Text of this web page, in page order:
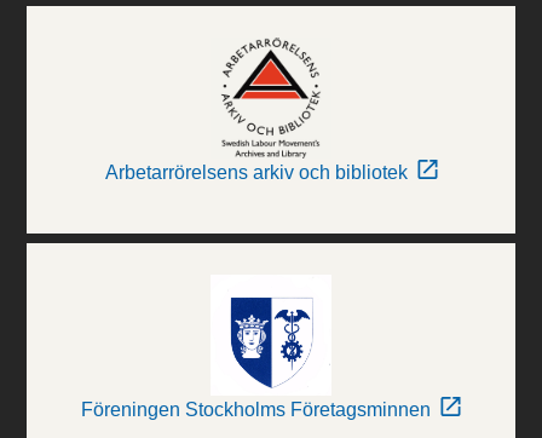
Arbetarrörelsens arkiv och bibliotek
Föreningen Stockholms Företagsminnen